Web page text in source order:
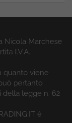
Nicola Marchese
I.V.A.
quanto viene
pertanto
della legge n. 62
è